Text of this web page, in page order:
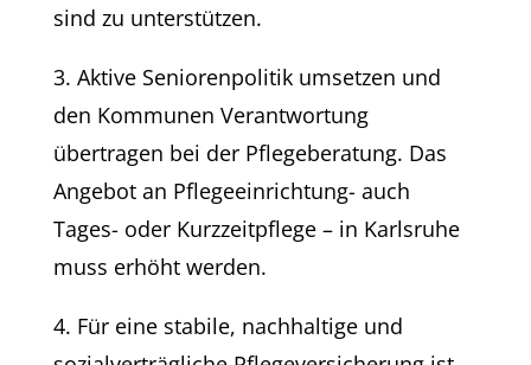
sind zu unterstützen.
3. Aktive Seniorenpolitik umsetzen und
den Kommunen Verantwortung
übertragen bei der Pflegeberatung. Das
Angebot an Pflegeeinrichtung- auch
Tages- oder Kurzzeitpflege – in Karlsruhe
muss erhöht werden.
4. Für eine stabile, nachhaltige und